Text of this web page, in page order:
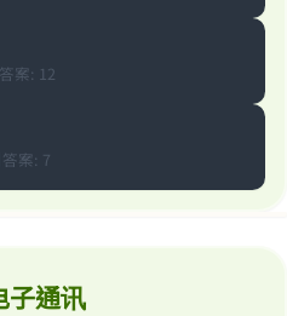
答案: 12
答案: 7
子通讯